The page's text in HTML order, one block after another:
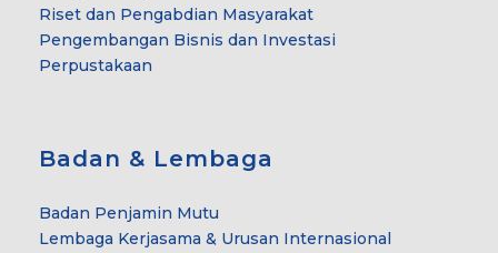
Riset dan Pengabdian Masyarakat
Pengembangan Bisnis dan Investasi
Perpustakaan
Badan & Lembaga
Badan Penjamin Mutu
Lembaga Kerjasama & Urusan Internasional